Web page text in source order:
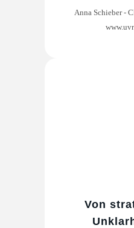
Anna Schieber -
Von